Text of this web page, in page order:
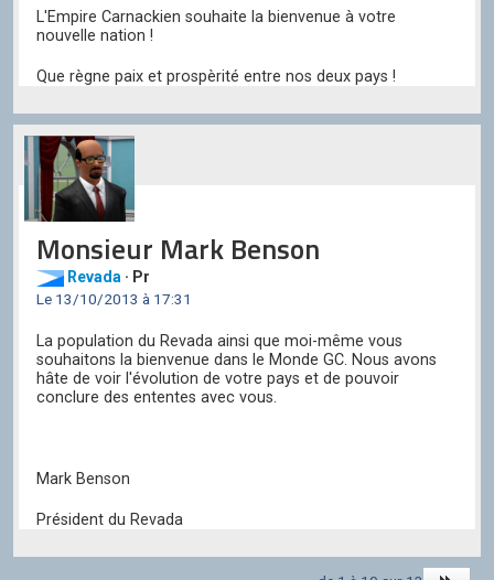
L'Empire Carnackien souhaite la bienvenue à votre
nouvelle nation !
Que règne paix et prospèrité entre nos deux pays !
Monsieur Mark Benson
Revada · Pr
Le 13/10/2013 à 17:31
La population du Revada ainsi que moi-même vous
souhaitons la bienvenue dans le Monde GC. Nous avons
hâte de voir l'évolution de votre pays et de pouvoir
conclure des ententes avec vous.
Mark Benson
Président du Revada